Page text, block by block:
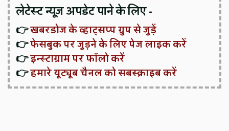
लेटेस्ट न्यूज़ अपडेट पाने के लिए -
👉खबरडोज के व्हाट्सप्प ग्रुप से जुड़ें
👉फेसबुक पर जुड़ने के लिए पेज लाइक करें
👉इन्स्टाग्राम पर फॉलो करें
👉हमारे यूट्यूब चैनल को सबस्क्राइब करें